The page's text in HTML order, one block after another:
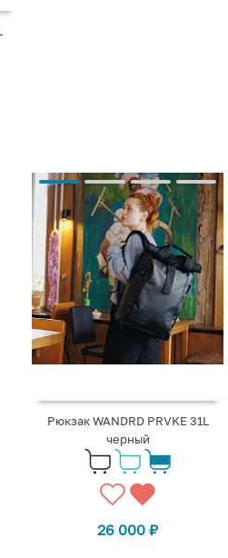
Рюкзак WANDRD PRVKE 31L
черный
26 000 ₽